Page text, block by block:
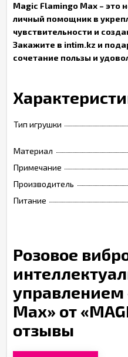
Magic Flamingo Max – это
личный помощник в
чувствительности и
Закажите в intim.kz и
сочетание пользы и
Тип игрушки
Материал
Примечание
Производитель
Питание
Розовое
управлением
Max» от
отзывы